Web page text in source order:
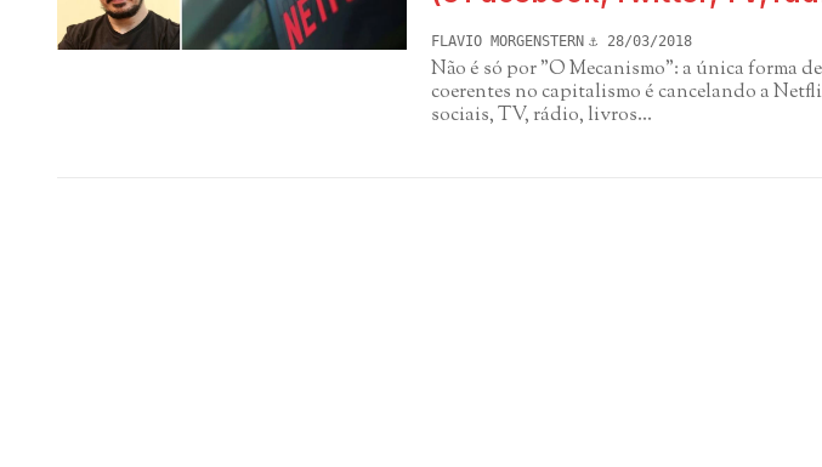
FLAVIO MORGENSTERN 28/03/2018
Não é só por "O Mecanismo": a única forma
coerentes no capitalismo é cancelando a
sociais, TV, rádio, livros...